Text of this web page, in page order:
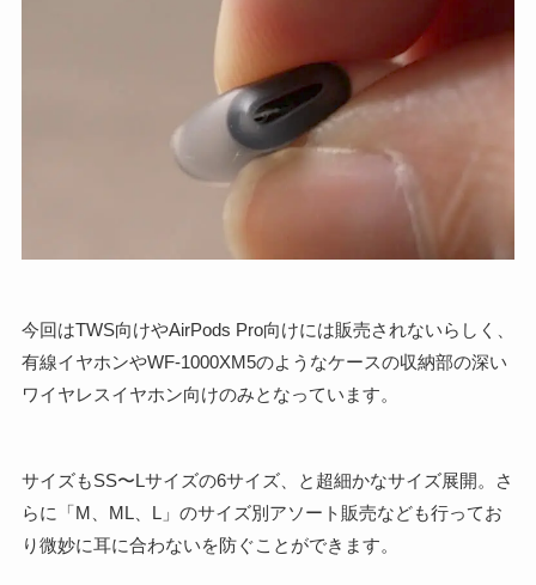
今回はTWS向けやAirPods Pro向けには販売されないらしく、
有線イヤホンやWF-1000XM5のようなケースの収納部の深い
ワイヤレスイヤホン向けのみとなっています。
サイズもSS〜Lサイズの6サイズ、と超細かなサイズ展開。さ
らに「M、ML、L」のサイズ別アソート販売なども行ってお
り微妙に耳に合わないを防ぐことができます。